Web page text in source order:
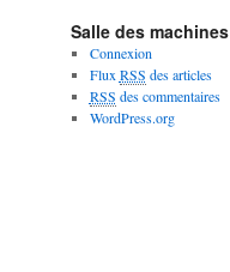
Salle des machines
Connexion
Flux RSS des articles
RSS des commentaires
WordPress.org